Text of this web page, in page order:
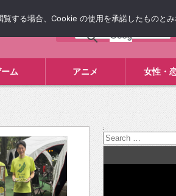
ム アニメ 女性・
:
する場合、Cookie の使用を承諾したものとみ